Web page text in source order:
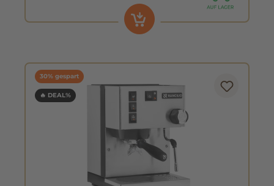
30% gespart
🔥 DEAL%